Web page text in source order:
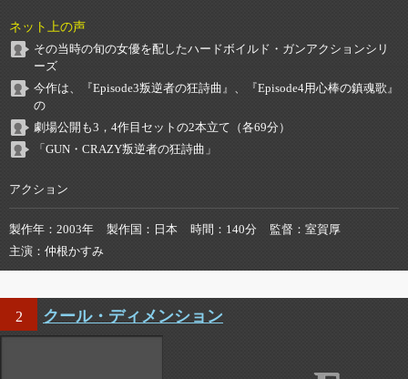
ネット上の声
その当時の旬の女優を配したハードボイルド・ガンアクションシリ
ーズ
今作は、『Episode3叛逆者の狂詩曲』、『Episode4用心棒の鎮魂歌』
の
劇場公開も3，4作目セットの2本立て（各69分）
「GUN・CRAZY叛逆者の狂詩曲」
アクション
製作年 2003年 製作国 日本 時間 140分 監督
室賀厚
主演
仲根かすみ
2 クール・ディメンション